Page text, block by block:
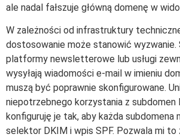
ale nadal fałszuje główną domenę w
W zależności od infrastruktury
dostosowanie może stanowić wyzwanie.
platformy newsletterowe lub usługi
wysyłają wiadomości e-mail w imieniu
muszą być poprawnie skonfigurowane.
niepotrzebnego korzystania z subdomen
konfiguruję je tak, aby każda subdomena
selektor DKIM i wpis SPF. Pozwala mi to